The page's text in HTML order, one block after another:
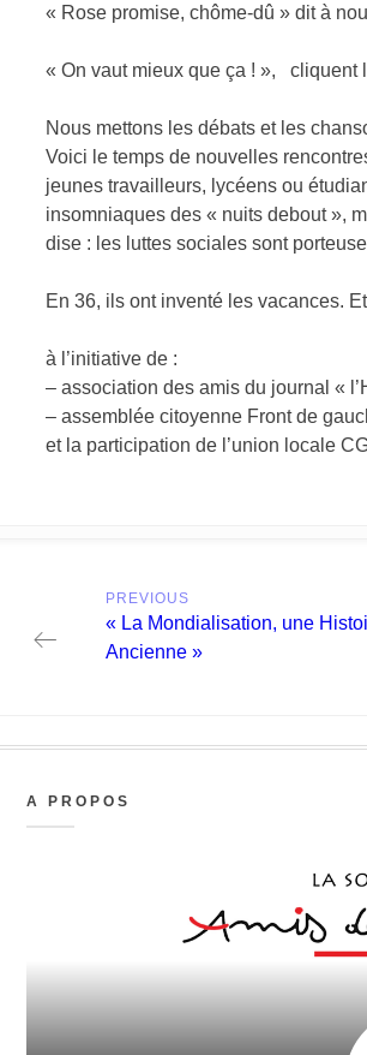
« Rose promise, chôme-dû » dit à
« On vaut mieux que ça ! », cliquent
Nous mettons les débats et les
Voici le temps de nouvelles
jeunes travailleurs, lycéens ou
insomniaques des « nuits debout »,
dise : les luttes sociales sont
En 36, ils ont inventé les vacances.
à l’initiative de :
– association des amis du journal «
– assemblée citoyenne Front de
et la participation de l’union locale
navigation
PREVIOUS
Previous
post:
« La Mondialisation, une
Ancienne »
A PROPOS